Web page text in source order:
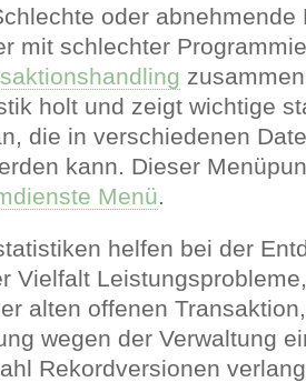
oder abnehmende
mit schlechter
holt und zeigt wichtige
die in verschiedenen
kann. Dieser
Menü.
helfen bei der
Vielfalt
alten offenen
wegen der Verwaltung
Rekordversionen